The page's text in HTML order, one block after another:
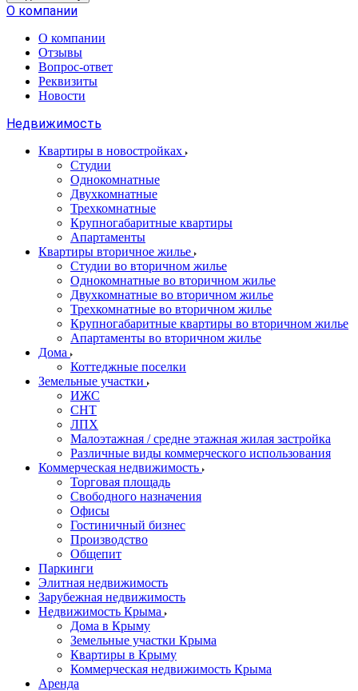
О компании
О компании
Отзывы
Вопрос-ответ
Реквизиты
Новости
Недвижимость
Квартиры в новостройках
Студии
Однокомнатные
Двухкомнатные
Трехкомнатные
Крупногабаритные квартиры
Апартаменты
Квартиры вторичное жилье
Студии во вторичном жилье
Однокомнатные во вторичном жилье
Двухкомнатные во вторичном жилье
Трехкомнатные во вторичном жилье
Крупногабаритные квартиры во вторичном жилье
Апартаменты во вторичном жилье
Дома
Коттеджные поселки
Земельные участки
ИЖС
СНТ
ЛПХ
Малоэтажная / средне этажная жилая застройка
Различные виды коммерческого использования
Коммерческая недвижимость
Торговая площадь
Свободного назначения
Офисы
Гостиничный бизнес
Производство
Общепит
Паркинги
Элитная недвижимость
Зарубежная недвижимость
Недвижимость Крыма
Дома в Крыму
Земельные участки Крыма
Квартиры в Крыму
Коммерческая недвижимость Крыма
Аренда